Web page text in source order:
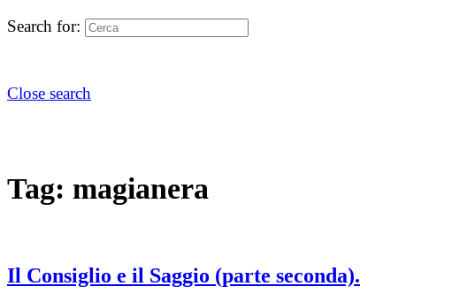
Search for:
Close search
Tag: magianera
Il Consiglio e il Saggio (parte seconda).